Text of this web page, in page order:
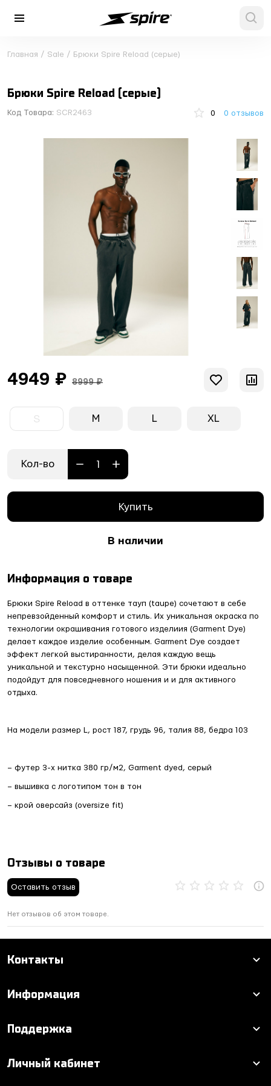
Главная / Sale / Брюки Spire Reload (серые)
Брюки Spire Reload (серые)
Код Товара: SCR2463 0 0 отзывов
4949 ₽ 8999 ₽
S M L XL
Кол-во
Купить
В наличии
Информация о товаре
Брюки Spire Reload в оттенке тауп (taupe) сочетают в себе
непревзойденный комфорт и стиль. Их уникальная окраска по
технологии окрашивания готового изделиия (Garment Dye)
делает каждое изделие особенным. Garment Dye создает
эффект легкой выстиранности, делая каждую вещь
уникальной и текстурно насыщенной. Эти брюки идеально
подойдут для повседневного ношения и и для активного
отдыха.
На модели размер L, рост 187, грудь 96, талия 88, бедра 103
– футер 3-х нитка 380 гр/м2, Garment dyed, серый
– вышивка с логотипом тон в тон
– крой оверсайз (oversize fit)
Отзывы о товаре
Оставить отзыв
Нет отзывов об этом товаре.
Контакты
Информация
Поддержка
Личный кабинет